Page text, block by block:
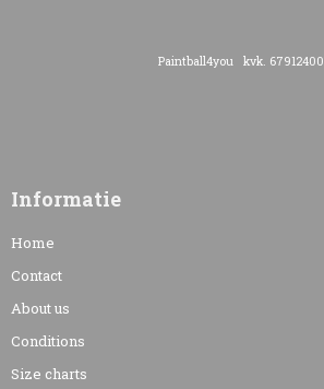
Paintball4you kvk. 67912400
Informatie
Home
Contact
About us
Conditions
Size charts